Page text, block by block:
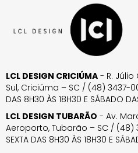
LCL DESIGN CRICIÚMA - R. Júlio
Sul, Criciúma – SC / (48) 3437-
DAS 8H30 ÀS 18H30 E SÁBADO
LCL DESIGN TUBARÃO - Av.
Aeroporto, Tubarão – SC / (48)
SEXTA DAS 8H30 ÀS 18H30 E